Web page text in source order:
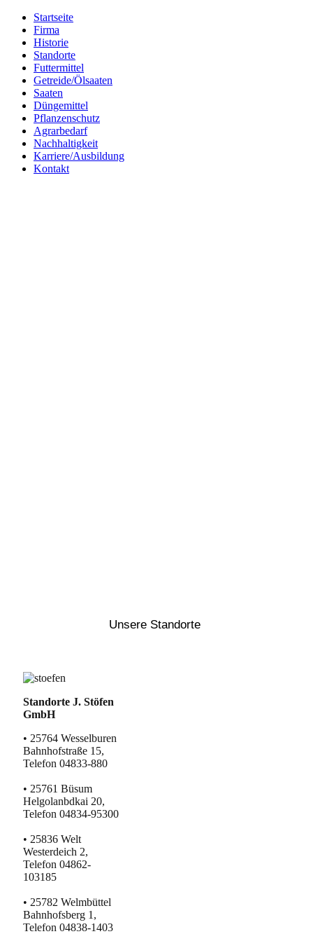
Startseite
Firma
Historie
Standorte
Futtermittel
Getreide/Ölsaaten
Saaten
Düngemittel
Pflanzenschutz
Agrarbedarf
Nachhaltigkeit
Karriere/Ausbildung
Kontakt
Unsere Standorte
Standorte J. Stöfen
GmbH
• 25764 Wesselburen
Bahnhofstraße 15,
Telefon 04833-880
• 25761 Büsum
Helgolanbdkai 20,
Telefon 04834-95300
• 25836 Welt
Westerdeich 2,
Telefon 04862-
103185
• 25782 Welmbüttel
Bahnhofsberg 1,
Telefon 04838-1403